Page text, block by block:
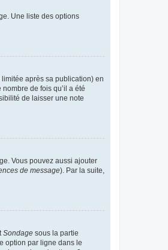
Une liste des options
après sa publication) en
de fois qu’il a été
de laisser une note
Vous pouvez aussi ajouter
de message). Par la suite,
Sondage sous la partie
option par ligne dans le